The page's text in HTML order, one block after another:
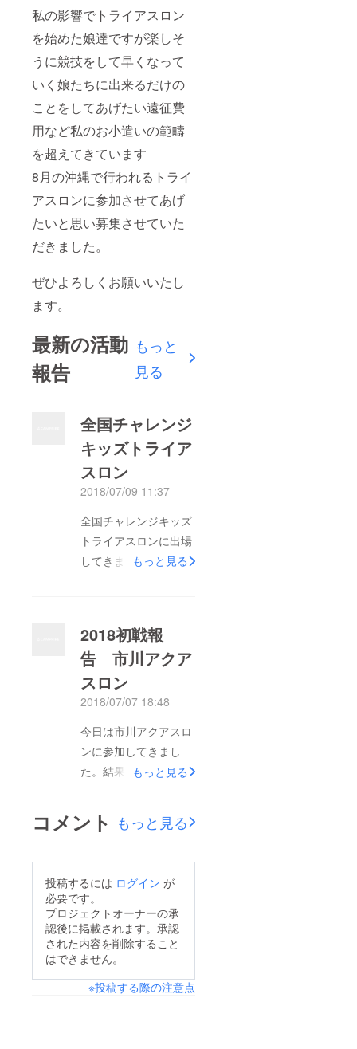
私の影響でトライアスロン
を始めた娘達ですが楽しそ
うに競技をして早くなって
いく娘たちに出来るだけの
ことをしてあげたい遠征費
用など私のお小遣いの範疇
を超えてきています
8月の沖縄で行われるトライ
アスロンに参加させてあげ
たいと思い募集させていた
だきました。
ぜひよろしくお願いいたし
ます。
最新の活動
報告
もっと
見る
全国チャレンジ
キッズトライア
スロン
2018/07/09 11:37
全国チャレンジキッズ
トライアスロンに出場
してきましたまだ全国
あ6位という結果でし
た！
もっと見る
2018初戦報
告 市川アクア
スロン
2018/07/07 18:48
今日は市川アクアスロ
ンに参加してきまし
た。結果は長女みあ総
昨年の骨折にも負けず
何と総合1位の優勝す
レンジキッズトライア
スロン！スーパーキッ
ズ相手にどこまででき
るかまた報告いたしま
もっと見る
コメント もっと見る
投稿するには ログイン が
必要です。
プロジェクトオーナーの承
認後に掲載されます。承認
された内容を削除すること
はできません。
※投稿する際の注意点